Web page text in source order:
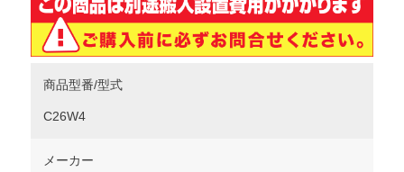
商品型番/型式
C26W4
メーカー